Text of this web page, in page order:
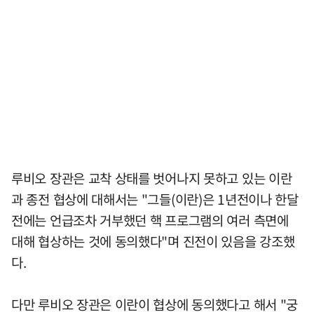
루비오 장관은 교착 상태를 벗어나지 못하고 있는 이란
과 종전 협상에 대해서는 "그들(이란)은 1년전이나 한달
전에는 언급조차 거부했던 핵 프로그램의 여러 측면에
대해 협상하는 것에 동의했다"며 진전이 있음을 강조했
다.
다만 루비오 장관은 이란이 협상에 동의했다고 해서 "궁